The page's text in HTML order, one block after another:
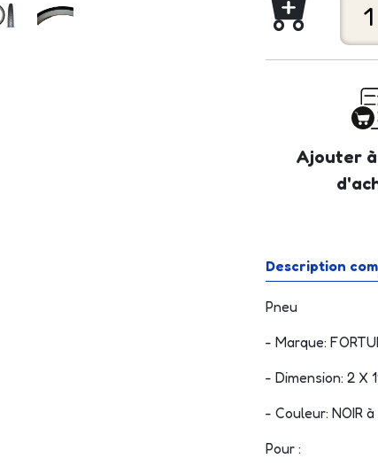
Ajouter
Description
Pneu
- Marque:
- Dimension: 2 X
- Couleur: NOIR
Pour :